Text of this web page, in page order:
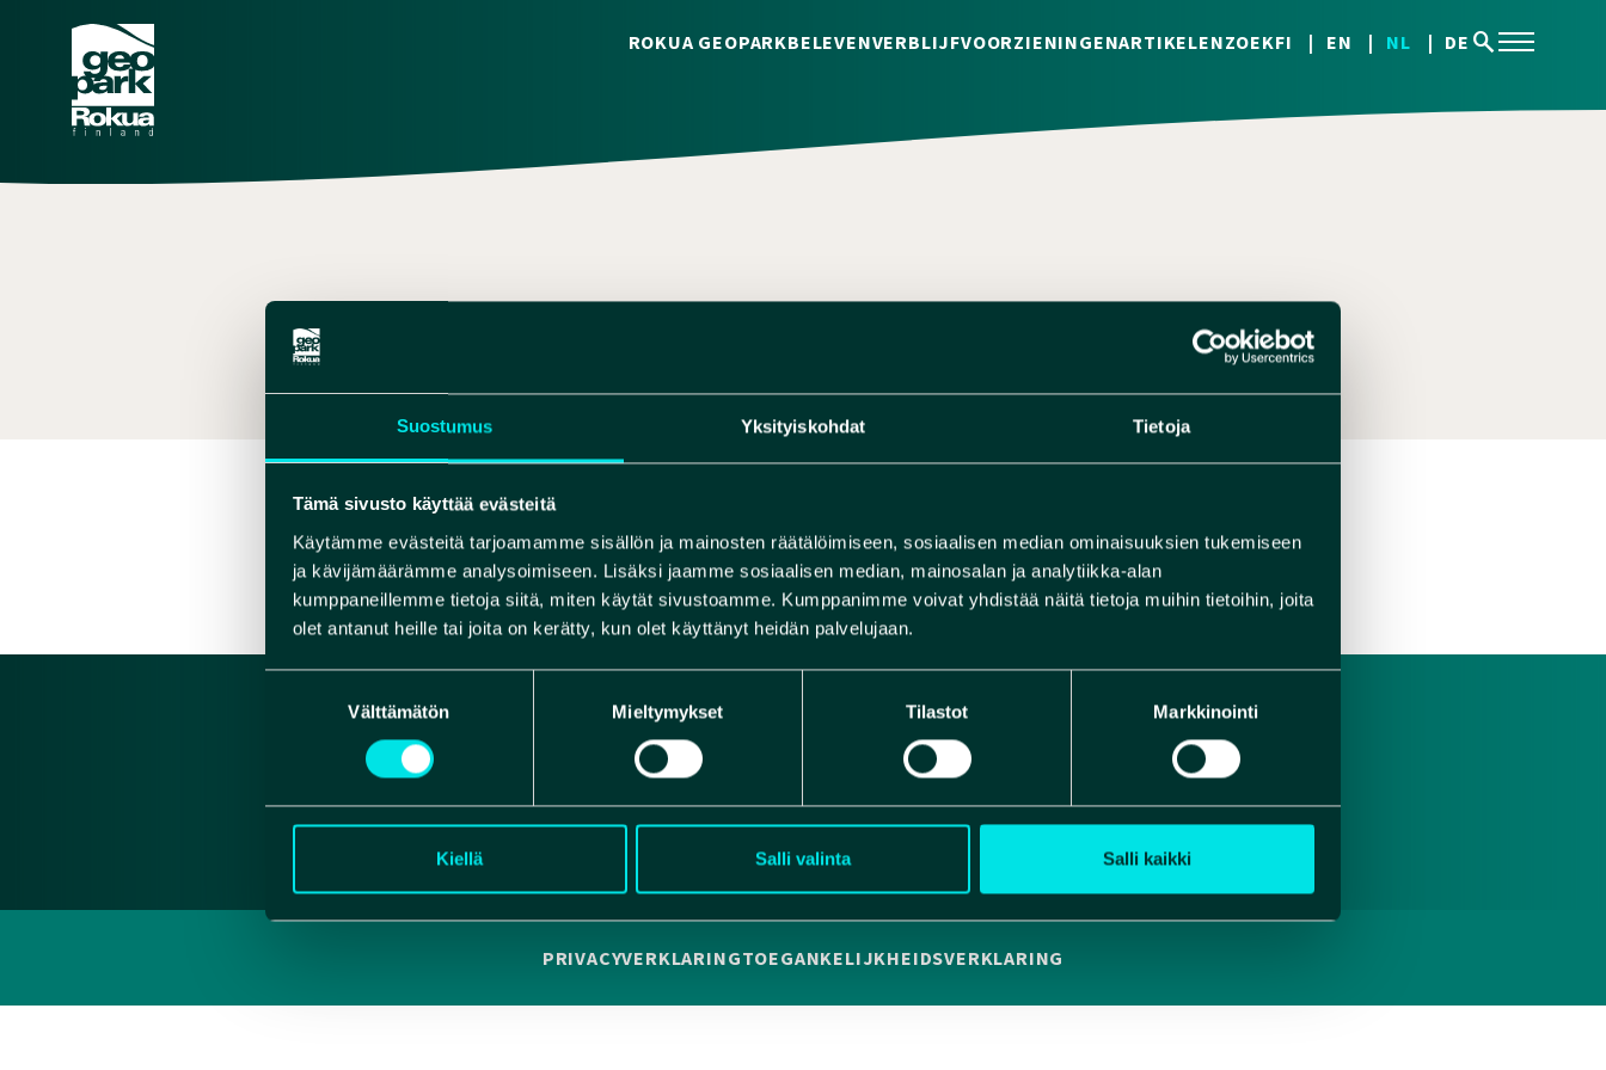
Suostumus Yksityiskohdat Tietoja
Tämä sivusto käyttää evästeitä
Käytämme evästeitä tarjoamamme sisällön ja mainosten räätälöimiseen, sosiaalisen median ominaisuuksien tukemiseen
ja kävijämäärämme analysoimiseen. Lisäksi jaamme sosiaalisen median, mainosalan ja analytiikka-alan
kumppaneillemme tietoja siitä, miten käytät sivustoamme. Kumppanimme voivat yhdistää näitä tietoja muihin tietoihin, joita
olet antanut heille tai joita on kerätty, kun olet käyttänyt heidän palvelujaan.
Välttämätön Mieltymykset Tilastot Markkinointi
Kiellä Salli valinta Salli kaikki
ROKUA GEOPARKBELEVENVERBLIJFVOORZIENINGENARTIKELENZOEKFI EN NL DE search
VERKKOSIVUT
Facebook
InstagramYouTube
PRIVACYVERKLARINGTOEGANKELIJKHEIDSVERKLARING